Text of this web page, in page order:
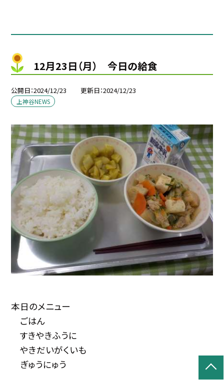
12月23日（月） 今日の給食
公開日 2024/12/23 更新日 2024/12/23
上神谷NEWS
本日のメニュー
ごはん
すきやきふうに
やきだいがくいも
ぎゅうにゅう